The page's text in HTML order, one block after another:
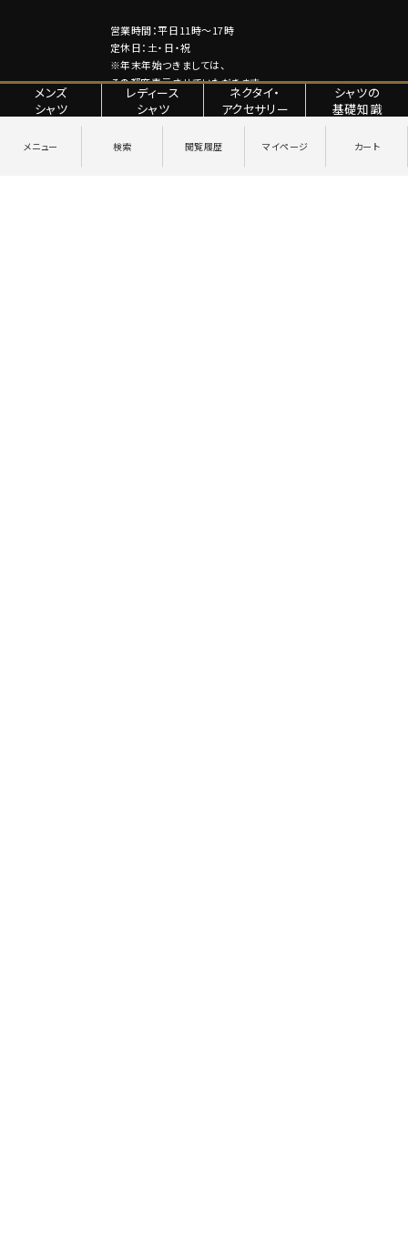
メンズ
シャツ
レディース
シャツ
ネクタイ・
アクセサリー
シャツの
基礎知識
営業時間：平日11時～17時
定休日：土・日・祝
※年末年始つきましては、
その都度表示させていただきます。
特定商取引法に関する表記 プライバシーポリシー
Copyright © YANAGIDA ORIMONO CO.LTD. All Rights Reserved.